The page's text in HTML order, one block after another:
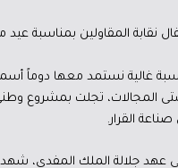
المقاولين بمناسبة عيد
غالية نستمد معها دوماً
المجالات، تجلت بمشروع
القرار.
جلالة الملك المفدى،